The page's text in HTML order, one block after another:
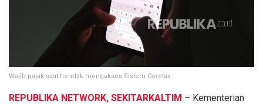
Wajib pajak saat hendak mengakses Sistem Coretax.
REPUBLIKA NETWORK, SEKITARKALTIM – Kementerian